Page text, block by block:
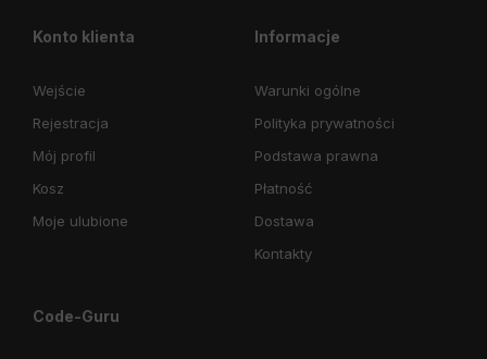
Konto klienta
Wejście
Rejestracja
Mój profil
Kosz
Moje ulubione
Informacje
Warunki ogólne
Polityka prywatności
Podstawa prawna
Płatność
Dostawa
Kontakty
Code-Guru